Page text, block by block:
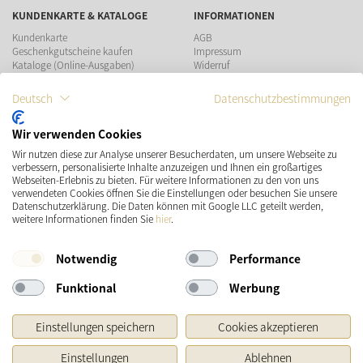
KUNDENKARTE & KATALOGE
Kundenkarte
Geschenkgutscheine kaufen
Kataloge (Online-Ausgaben)
INFORMATIONEN
AGB
Impressum
Widerruf
Teilnahmebedingungen Gewinnspiel
ZAHLUNGSMÖGLICHKEITEN
VERSAND SOCIAL MEDIA
Deutsch Datenschutzbestimmungen
Wir verwenden Cookies
Wir nutzen diese zur Analyse unserer Besucherdaten, um unsere Webseite zu
verbessern, personalisierte Inhalte anzuzeigen und Ihnen ein großartiges
Webseiten-Erlebnis zu bieten. Für weitere Informationen zu den von uns
verwendeten Cookies öffnen Sie die Einstellungen oder besuchen Sie unsere
Datenschutzerklärung. Die Daten können mit Google LLC geteilt werden,
weitere Informationen finden Sie hier.
Notwendig
Performance
Funktional
Werbung
Einstellungen speichern
Cookies akzeptieren
Einstellungen
Ablehnen